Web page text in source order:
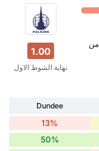
1.00
نهاية الشوط الاول
من
Dundee
13%
50%